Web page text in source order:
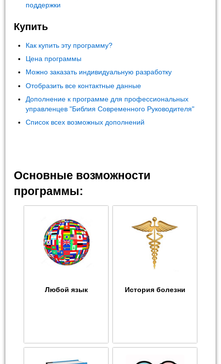
поддержки
Купить
Как купить эту программу?
Цена программы
Можно заказать индивидуальную разработку
Отобразить все контактные данные
Дополнение к программе для профессиональных
управленцев "Библия Современного Руководителя"
Список всех возможных дополнений
Основные возможности
программы:
Любой язык История болезни